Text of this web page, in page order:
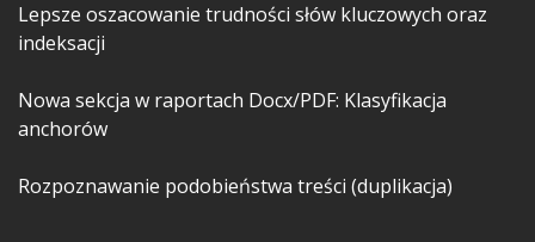
Lepsze oszacowanie trudności słów kluczowych oraz
indeksacji
Nowa sekcja w raportach Docx/PDF: Klasyfikacja
anchorów
Rozpoznawanie podobieństwa treści (duplikacja)